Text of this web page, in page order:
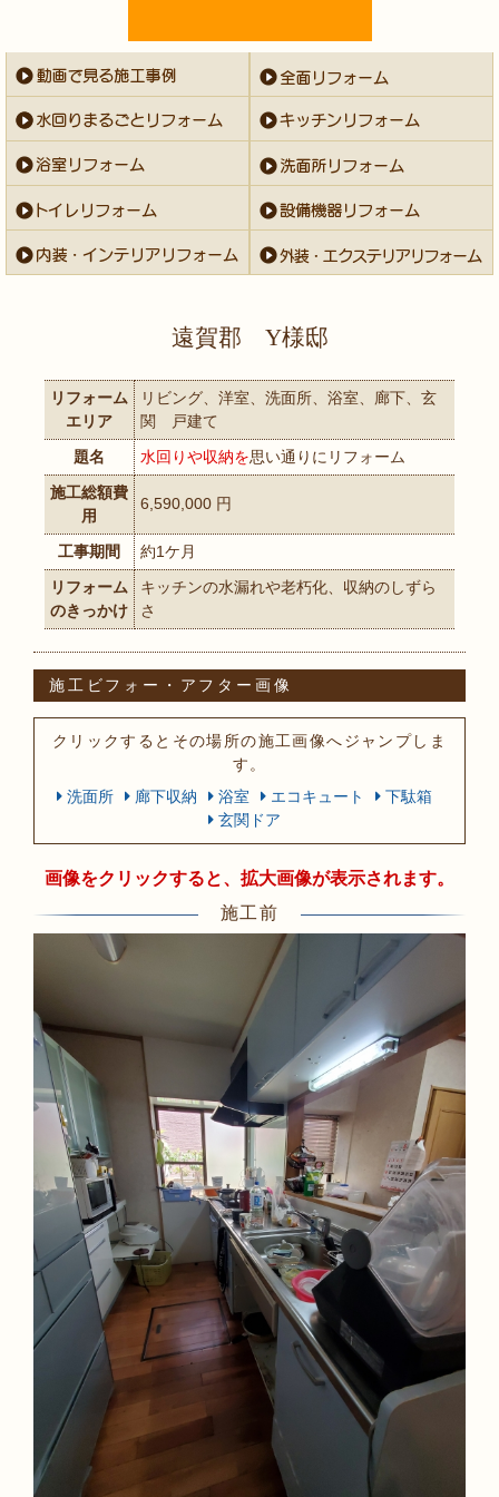
遠賀郡 Y様邸
リフォーム
エリア
リビング、洋室、洗面所、浴室、廊下、玄
関 戸建て
題名
水回りや収納を思い通りにリフォーム
施工総額費
用
6,590,000 円
工事期間
約1ケ月
リフォーム
のきっかけ
キッチンの水漏れや老朽化、収納のしずら
さ
施工ビフォー・アフター画像
クリックするとその場所の施工画像へジャンプしま
す。
洗面所 廊下収納 浴室 エコキュート
下駄箱
玄関ドア
画像をクリックすると、拡大画像が表示されます。
施工前